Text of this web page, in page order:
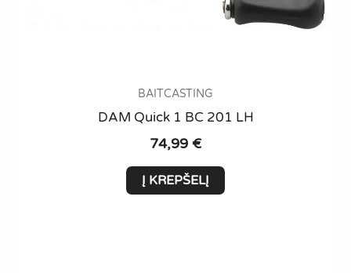
BAITCASTING
DAM Quick 1 BC 201 LH
74,99 €
Į KREPŠELĮ